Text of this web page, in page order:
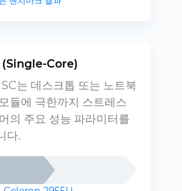
Core)
는 데스크톱 또는 노트북
듈에 극한까지 스트레스
의 주요 성능 파라미터를
다.